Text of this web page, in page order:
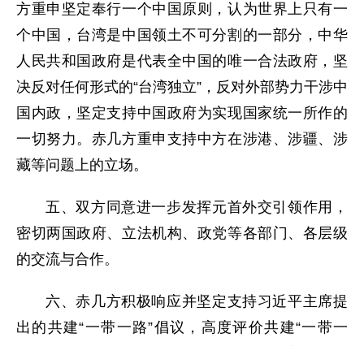
方重申坚定奉行一个中国原则，认为世界上只有一
个中国，台湾是中国领土不可分割的一部分，中华
人民共和国政府是代表全中国的唯一合法政府，坚
决反对任何形式的“台湾独立”，反对外部势力干涉中
国内政，坚定支持中国政府为实现国家统一所作的
一切努力。赤几方重申支持中方在涉港、涉疆、涉
藏等问题上的立场。
五、双方同意进一步发挥元首外交引领作用，
密切两国政府、立法机构、政党等各部门、各层级
的交流与合作。
六、赤几方积极响应并坚定支持习近平主席提
出的共建“一带一路”倡议，高度评价共建“一带一